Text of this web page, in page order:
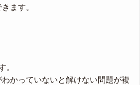
ます。
。
かっていないと解けない問題が複